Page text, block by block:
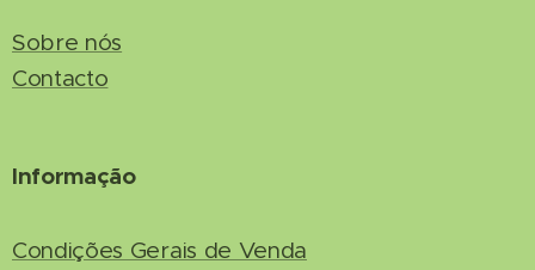
Sobre nós
Contacto
Informação
Condições Gerais de Venda